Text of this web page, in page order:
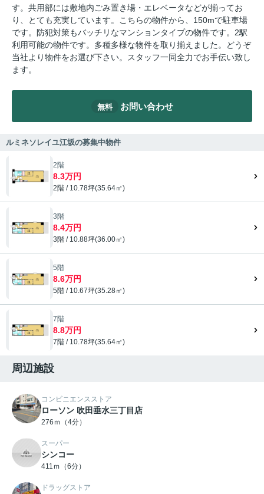
す。共用部には敷地内ごみ置き場・エレベータなどが揃ってお
り、とても充実しています。こちらの物件から、150mで駐車場
です。防犯対策もバッチリなマンションタイプの物件です。2駅
利用可能の物件です。多種多様な物件を取り揃えました。どうぞ
当社より物件をお選び下さい。スタッフ一同全力でお手伝い致し
ます。
無料 お問い合わせ
ルミネソレイユ江坂の募集中物件
2階
8.3万円
2階 / 10.78坪(35.64㎡)
3階
8.4万円
3階 / 10.88坪(36.00㎡)
5階
8.6万円
5階 / 10.67坪(35.28㎡)
7階
8.8万円
7階 / 10.78坪(35.64㎡)
周辺施設
コンビニエンスストア
ローソン 吹田垂水三丁目店
276ｍ（4分）
スーパー
シンコー
411ｍ（6分）
ドラッグストア